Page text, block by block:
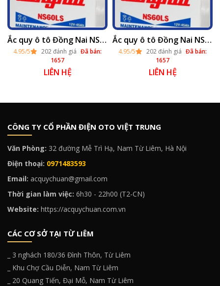
Ắc quy ô tô Đồng Nai NS60 nước (12v - 45ah) tại Hà Nội 2025
4.95/5 202 đánh giá Đã bán:
1657
LIÊN HỆ
Ắc quy ô tô Đồng Nai NS60L nước (12v - 45ah)
4.95/5 202 đánh giá Đã bán:
1657
LIÊN HỆ
CÔNG TY CỔ PHẦN ĐIỆN OTO VIỆT TRUNG
Văn Phòng: 32 đường Mễ Trì Hạ, Nam Từ Liêm, Hà Nội
Điện thoại: 0971483593
Email: acquychuan@gmail.com
Thời gian làm việc: 6h30 - 22h00 (T2-CN)
Website: https://acquychuan.com.vn
CÁC CƠ SỞ TẠI TỪ LIÊM
_ 3 nghách 180/36 Đình Thôn, Từ Liêm
_ Khu Chợ Cầu Diễn, Nam Từ Liêm
_ 20 Quang Tiến, Đại Mỗ, Nam Từ Liêm